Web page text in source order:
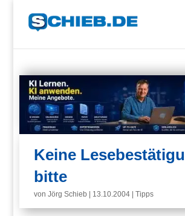
Keine
bitte
vonJörg Schieb 13.10.2004 |Tipps